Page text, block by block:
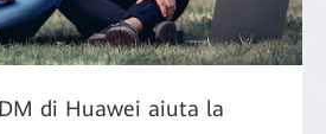
di Huawei aiuta la